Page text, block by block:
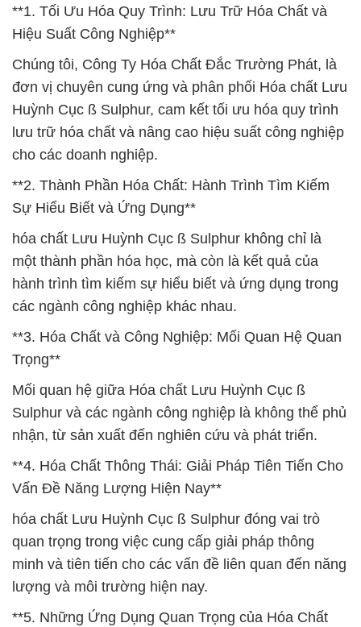
**1. Tối Ưu Hóa Quy Trình: Lưu Trữ Hóa Chất và
Hiệu Suất Công Nghiệp**
Chúng tôi, Công Ty Hóa Chất Đắc Trường Phát, là
đơn vị chuyên cung ứng và phân phối Hóa chất Lưu
Huỳnh Cục ß Sulphur, cam kết tối ưu hóa quy trình
lưu trữ hóa chất và nâng cao hiệu suất công nghiệp
cho các doanh nghiệp.
**2. Thành Phần Hóa Chất: Hành Trình Tìm Kiếm
Sự Hiểu Biết và Ứng Dụng**
hóa chất Lưu Huỳnh Cục ß Sulphur không chỉ là
một thành phần hóa học, mà còn là kết quả của
hành trình tìm kiếm sự hiểu biết và ứng dụng trong
các ngành công nghiệp khác nhau.
**3. Hóa Chất và Công Nghiệp: Mối Quan Hệ Quan
Trọng**
Mối quan hệ giữa Hóa chất Lưu Huỳnh Cục ß
Sulphur và các ngành công nghiệp là không thể phủ
nhận, từ sản xuất đến nghiên cứu và phát triển.
**4. Hóa Chất Thông Thái: Giải Pháp Tiên Tiến Cho
Vấn Đề Năng Lượng Hiện Nay**
hóa chất Lưu Huỳnh Cục ß Sulphur đóng vai trò
quan trọng trong việc cung cấp giải pháp thông
minh và tiên tiến cho các vấn đề liên quan đến năng
lượng và môi trường hiện nay.
**5. Những Ứng Dụng Quan Trọng của Hóa Chất